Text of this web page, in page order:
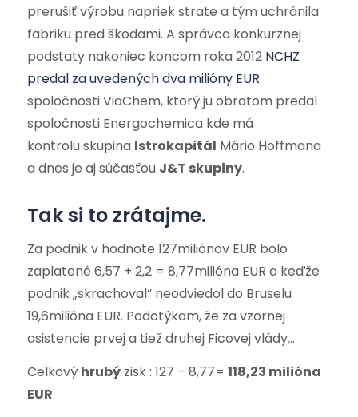
prerušiť výrobu napriek strate a tým uchránila
fabriku pred škodami. A správca konkurznej
podstaty nakoniec koncom roka 2012 NCHZ
predal za uvedených dva milióny EUR
spoločnosti ViaChem, ktorý ju obratom predal
spoločnosti Energochemica kde má
kontrolu skupina Istrokapitál Mário Hoffmana
a dnes je aj súčasťou J&T skupiny.
Tak si to zrátajme.
Za podnik v hodnote 127miliónov EUR bolo
zaplatené 6,57 + 2,2 = 8,77milióna EUR a keďže
podnik „skrachoval“ neodviedol do Bruselu
19,6milióna EUR. Podotýkam, že za vzornej
asistencie prvej a tiež druhej Ficovej vlády…
Celkový hrubýzisk : 127 – 8,77= 118,23 milióna
EUR